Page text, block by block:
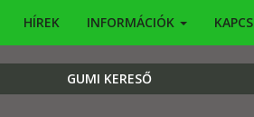
HÍREK INFORMÁCIÓK
GUMI KERESŐ
KERESÉS